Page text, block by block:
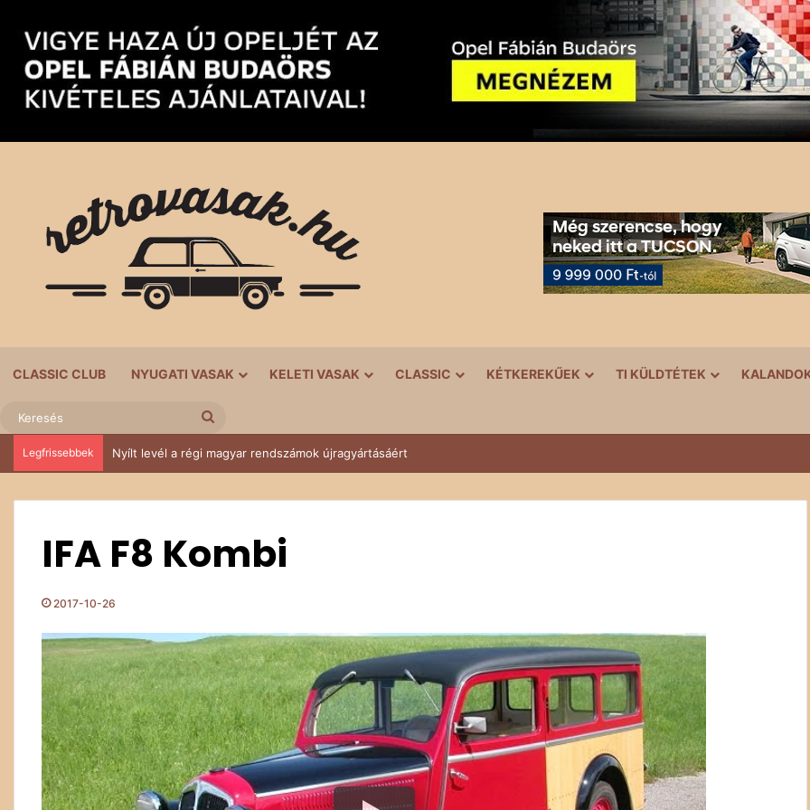
CLASSIC CLUB NYUGATI VASAK KELETI VASAK CLASSIC KÉTKEREKŰEK TI KÜLDTÉTEK
Legfrissebbek IV. Budakeszi Retro Autós és Ikarus találkozó – Suzukival a Sződy fivérek
IFA F8 Kombi
2017-10-26